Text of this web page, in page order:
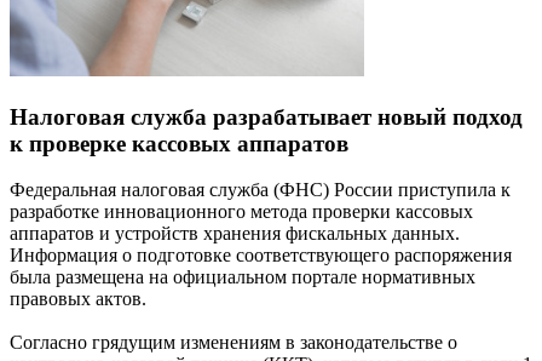
Налоговая служба разрабатывает новый подход
к проверке кассовых аппаратов
Федеральная налоговая служба (ФНС) России приступила к
разработке инновационного метода проверки кассовых
аппаратов и устройств хранения фискальных данных.
Информация о подготовке соответствующего распоряжения
была размещена на официальном портале нормативных
правовых актов.
Согласно грядущим изменениям в законодательстве о